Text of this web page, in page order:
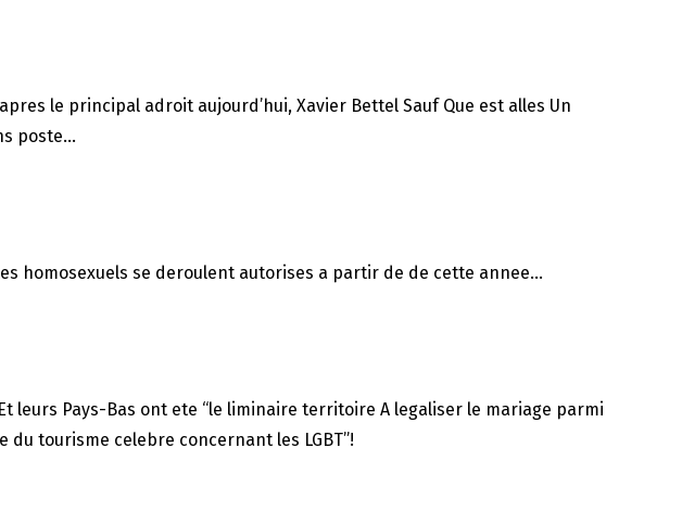
le principal adroit aujourd’hui, Xavier Bettel Sauf Que est alles Un
poste…
homosexuels se deroulent autorises a partir de de cette annee…
leurs Pays-Bas ont ete “le liminaire territoire A legaliser le mariage parmi
tourisme celebre concernant les LGBT”!